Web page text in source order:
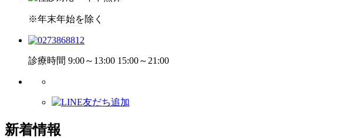
※年末年始を除く
診療時間 9:00～13:00 15:00～21:00
新着情報